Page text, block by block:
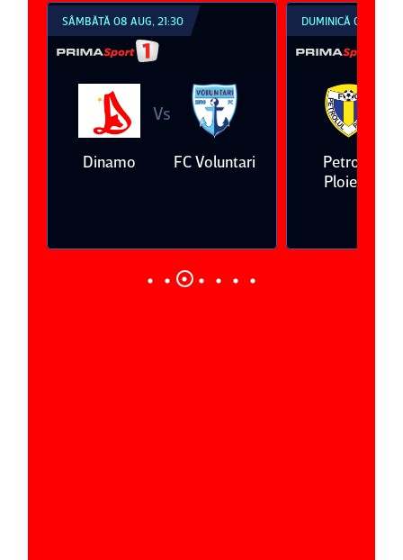
SÂMBĂTĂ 08 AUG, 21:30
Dinamo
Vs
FC Voluntari
DUMINICĂ 09 AUG,
Petrolul
Ploieşti